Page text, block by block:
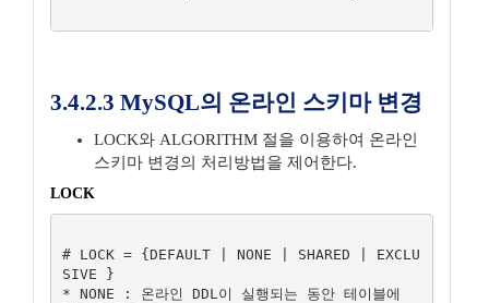
3.4.2.3 MySQL의 온라인 스키마 변경
LOCK와 ALGORITHM 절을 이용하여 온라인
스키마 변경의 처리방법을 제어한다.
LOCK
# LOCK = {DEFAULT | NONE | SHARED | EXCLU
SIVE }
* NONE : 온라인 DDL이 실행되는 동안 테이블에